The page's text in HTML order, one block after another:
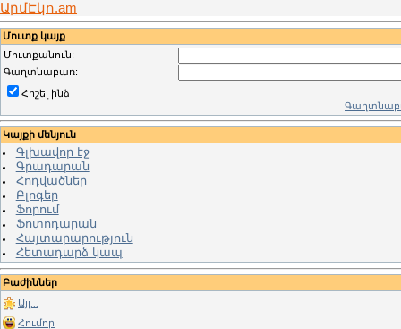
ԱրմԷկո.am
Մուտք կայք
Մուտքանուն:
Գաղտնաբառ:
Հիշել ինձ
Կայքի մենյուն
Գլխավոր էջ
Գրադարան
Հոդվածներ
Բլոգեր
Ֆորում
Ֆոտոդարան
Հայտարարություն
Հետադարձ կապ
Բաժիններ
Այլ...
Հումոր